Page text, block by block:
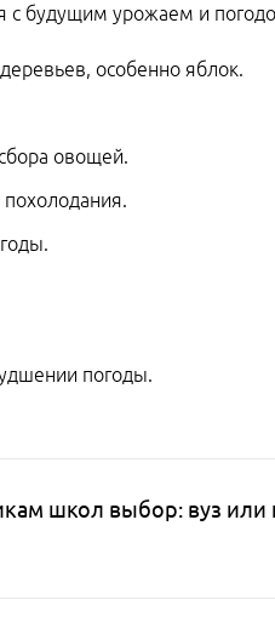
с будущим урожаем и
особенно яблок.
овощей.
похолодания.
погоды.
школ выбор: вуз или